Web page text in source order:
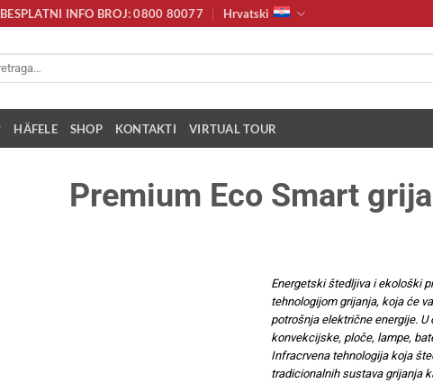
BESPLATNI INFO BROJ: 0800 80077 Hrvatski
HÄFELE SHOP KONTAKTI VIRTUAL TOUR
Premium Eco Smart
Energetski štedljiva i ekološki
tehnologijom grijanja, koja će
potrošnja električne energije.
konvekcijske, ploče, lampe,
Infracrvena tehnologija koja
tradicionalnih sustava grijanja